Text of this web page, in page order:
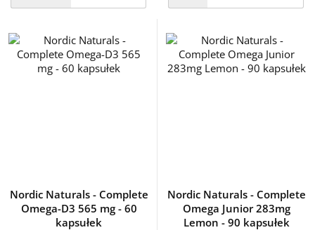
Nordic Naturals - Complete
Omega-D3 565 mg - 60
kapsułek
Nordic Naturals - Complete
Omega Junior 283mg
Lemon - 90 kapsułek